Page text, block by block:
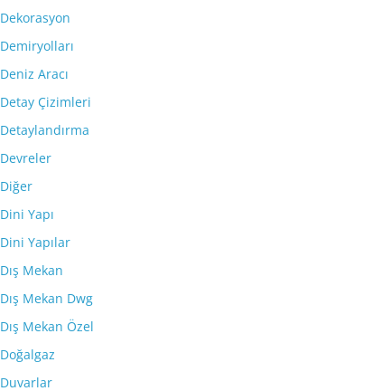
Dekorasyon
Demiryolları
Deniz Aracı
Detay Çizimleri
Detaylandırma
Devreler
Diğer
Dini Yapı
Dini Yapılar
Dış Mekan
Dış Mekan Dwg
Dış Mekan Özel
Doğalgaz
Duvarlar